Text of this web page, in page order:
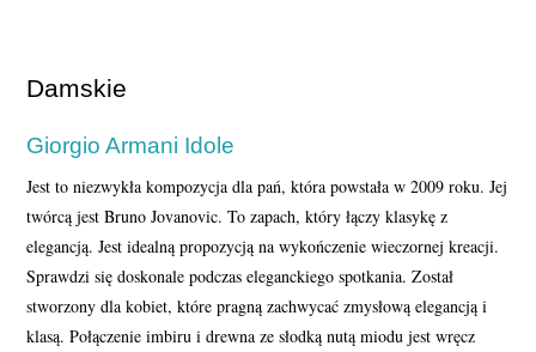
Damskie
Giorgio Armani Idole
Jest to niezwykła kompozycja dla pań, która powstała w 2009 roku. Jej
twórcą jest Bruno Jovanovic. To zapach, który łączy klasykę z
elegancją. Jest idealną propozycją na wykończenie wieczornej kreacji.
Sprawdzi się doskonale podczas eleganckiego spotkania. Został
stworzony dla kobiet, które pragną zachwycać zmysłową elegancją i
klasą. Połączenie imbiru i drewna ze słodką nutą miodu jest wręcz